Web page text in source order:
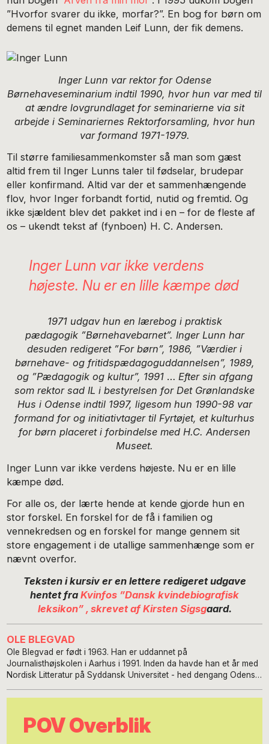
”Hvorfor svarer du ikke, morfar?”. En bog for børn om
demens til egnet manden Leif Lunn, der fik demens.
Inger Lunn var rektor for Odense
Børnehaveseminarium indtil 1990, hvor hun var med til
at ændrelovgrundlaget for seminarierne via sit
arbejde i Seminariernes Rektorforsamling, hvor hun
var formand 1971-1979.
Til større familiesammenkomster så man som gæst
altid frem til Inger Lunns taler til fødselar, brudepar
eller konfirmand. Altid var der et sammenhængende
flov, hvor Inger forbandt fortid, nutid og fremtid. Og
ikke sjældent blev det pakket ind i en – for de fleste af
os – ukendt tekst af (fynboen) H. C. Andersen.
Inger Lunn var ikke verdens
højeste. Nu er en lille kæmpe død
1971 udgav hun en lærebog i praktisk
pædagogik ”Børnehavebarnet”. Inger Lunn har
desuden redigeret ”For børn”, 1986, ”Værdier i
børnehave- og fritidspædagoguddannelsen”, 1989,
og ”Pædagogik og kultur”, 1991… Efter sin afgang
som rektor sad IL i bestyrelsen for Det Grønlandske
Hus i Odense indtil 1997, ligesom hun 1990-98 var
formand for og initiativtager til Fyrtøjet, et kulturhus
for børn placeret i forbindelse med H.C. Andersen
Museet.
Inger Lunn var ikke verdens højeste. Nu er en lille
kæmpe død.
For alle os, der lærte hende at kende gjorde hun en
stor forskel. En forskel for de få i familien og
vennekredsen og en forskel for mange gennem sit
store engagement i de utallige sammenhænge som er
nævnt overfor.
Teksten i kursiv er en lettere redigeret udgave
hentet fra Kvinfos ”Dansk kvindebiografisk
leksikon” , skrevet af Kirsten Sigsgaard.
OLE BLEGVAD
Ole Blegvad er født i 1963. Han er uddannet på
Journalisthøjskolen i Aarhus i 1991. Inden da havde han et år med
Nordisk Litteratur på Syddansk Universitet - hed dengang Odense
set ikke den afdeling eller den programtype, som han ikke lige har
kulturafdelingen, redaktionssekretær, reporter, journalist, fast live-
reporter på Tv-avisen m.m. Stofområderne har primært været
POV Overblik